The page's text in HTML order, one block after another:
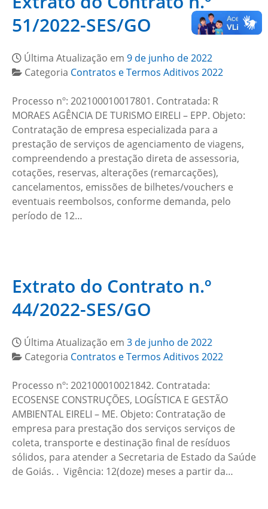
51/2022-SES/GO
Última Atualização em 9 de junho de 2022
Categoria Contratos e Termos Aditivos 2022
Processo nº: 202100010017801. Contratada: R
MORAES AGÊNCIA DE TURISMO EIRELI – EPP. Objeto:
Contratação de empresa especializada para a
prestação de serviços de agenciamento de viagens,
compreendendo a prestação direta de assessoria,
cotações, reservas, alterações (remarcações),
cancelamentos, emissões de bilhetes/vouchers e
eventuais reembolsos, conforme demanda, pelo
período de 12…
Extrato do Contrato n.º
44/2022-SES/GO
Última Atualização em 3 de junho de 2022
Categoria Contratos e Termos Aditivos 2022
Processo nº: 202100010021842. Contratada:
ECOSENSE CONSTRUÇÕES, LOGÍSTICA E GESTÃO
AMBIENTAL EIRELI – ME. Objeto: Contratação de
empresa para prestação dos serviços serviços de
coleta, transporte e destinação final de resíduos
sólidos, para atender a Secretaria de Estado da Saúde
de Goiás. . Vigência: 12(doze) meses a partir da…